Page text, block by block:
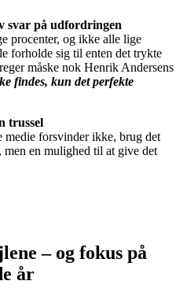
svar på udfordringen
procenter, og ikke alle lige
forholde sig til enten det trykte
måske nok Henrik Andersens
findes, kun det perfekte
trussel
forsvinder ikke, brug det
men en mulighed til at give det
– og fokus på
år